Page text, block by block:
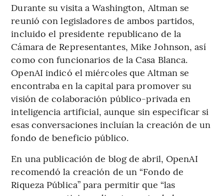
Durante su visita a Washington, Altman se
reunió con legisladores de ambos partidos,
incluido el presidente republicano de la
Cámara de Representantes, Mike Johnson, así
como con funcionarios de la Casa Blanca.
OpenAI indicó el miércoles que Altman se
encontraba en la capital para promover su
visión de colaboración público-privada en
inteligencia artificial, aunque sin especificar si
esas conversaciones incluían la creación de un
fondo de beneficio público.
En una publicación de blog de abril, OpenAI
recomendó la creación de un “Fondo de
Riqueza Pública” para permitir que “las